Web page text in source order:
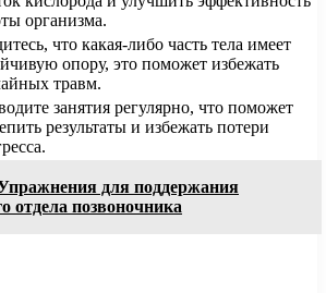
организма.
что какая-либо часть тела имеет
опору, это поможет избежать
травм.
занятия регулярно, что поможет
результаты и избежать потери
для поддержания
отдела позвоночника